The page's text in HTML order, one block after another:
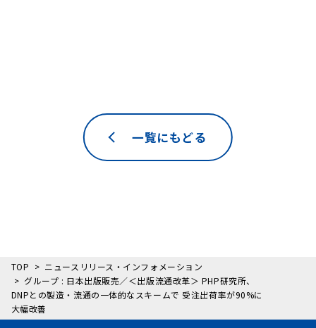
一覧にもどる
TOP
ニュースリリース・インフォメーション
グループ : 日本出版販売／＜出版流通改革＞ PHP研究所、
DNPとの製造・流通の一体的なスキームで 受注出荷率が90%に
大幅改善